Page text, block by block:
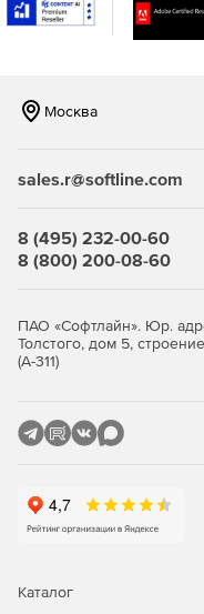
инфраструктуры,
карте
обеспечением.
Удобная панель
доступ к данным
Простое
Уведомление
Москва
sales.r@softline.com
8 (495) 232-00-60
8 (800) 200-08-60
ПАО «Софтлайн». Юр.
Толстого, дом 5,
(А-311)
Каталог